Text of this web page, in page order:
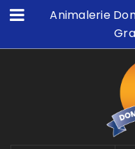
Animalerie